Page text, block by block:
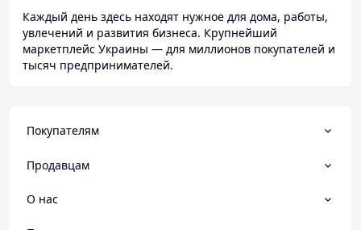
Каждый день здесь находят нужное для дома, работы,
увлечений и развития бизнеса. Крупнейший
маркетплейс Украины — для миллионов покупателей и
тысяч предпринимателей.
Покупателям
Продавцам
О нас